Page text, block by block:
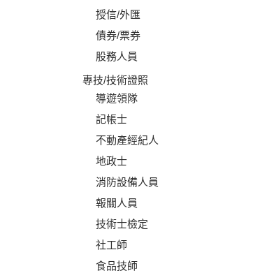
授信/外匯
債券/票券
股務人員
專技/技術證照
導遊領隊
記帳士
不動產經紀人
地政士
消防設備人員
報關人員
技術士檢定
社工師
食品技師